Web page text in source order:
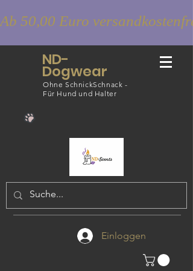
Ab 50,00 Euro versandkostenfrei
ND-
Dogwear
Ohne SchnickSchnack -
Für Hund und Halter
Einloggen